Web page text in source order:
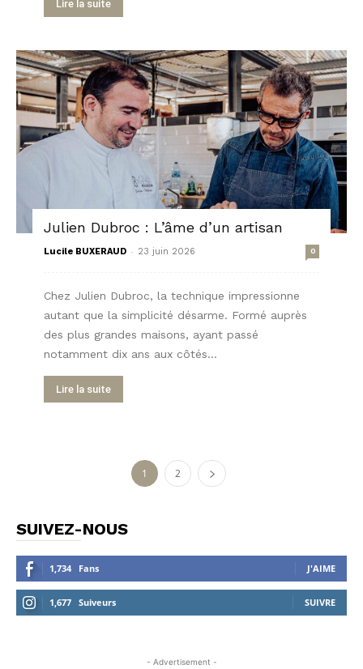
Lire la suite
Julien Dubroc : L’âme d’un artisan
Lucile BUXERAUD - 23 juin 2026 0
Chez Julien Dubroc, la technique impressionne
autant que la simplicité désarme. Formé auprès
des plus grandes maisons, ayant passé
notamment dix ans aux côtés...
Lire la suite
1 2
SUIVEZ-NOUS
1,734 Fans J'AIME
1,677 Suiveurs SUIVRE
- Advertisement -